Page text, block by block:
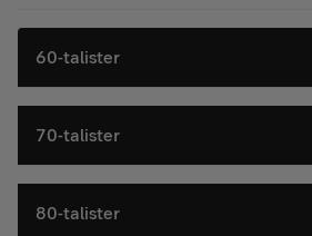
60-talister
70-talister
80-talister